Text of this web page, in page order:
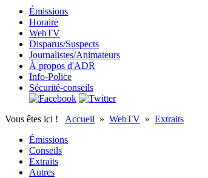
Émissions
Horaire
WebTV
Disparus/Suspects
Journalistes/Animateurs
À propos d'ADR
Info-Police
Sécurité-conseils
Vous êtes ici ! Accueil » WebTV » Extraits
Émissions
Conseils
Extraits
Autres